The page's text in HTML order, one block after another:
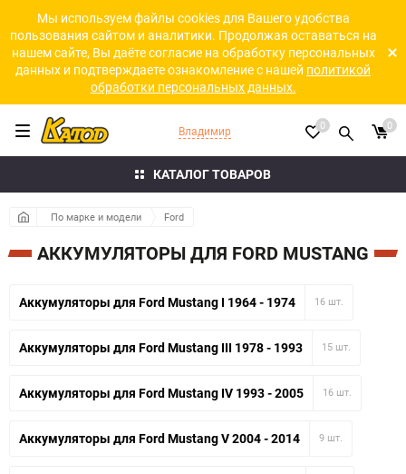
Мы используем файлы cookies для Вашего удобства
пользования сайтом и аналитики. Продолжая оставаться на
нашем сайте, Вы даёте согласие на обработку персональных
данных и подтверждаете ознакомление с нашей политикой
обработки персональных данных.
КАТАЛОГ ТОВАРОВ
Владимир 0 0
По марке и модели Ford
АККУМУЛЯТОРЫ ДЛЯ FORD MUSTANG
Аккумуляторы для Ford Mustang I 1964 - 1974 16 шт.
Аккумуляторы для Ford Mustang III 1978 - 1993 15 шт.
Аккумуляторы для Ford Mustang IV 1993 - 2005 16 шт.
Аккумуляторы для Ford Mustang V 2004 - 2014 9 шт.